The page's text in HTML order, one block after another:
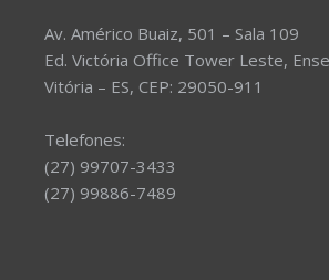
Av. Américo Buaiz, 501 – Sala 109
Ed. Victória Office Tower Leste,
Vitória – ES, CEP: 29050-911
Telefones:
(27) 99707-3433
(27) 99886-7489